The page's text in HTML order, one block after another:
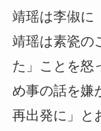
靖瑶は李俶に
靖瑶は素瓷の
た」ことを怒
め事の話を嫌
再出発に」と